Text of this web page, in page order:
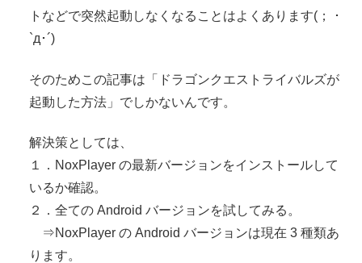
トなどで突然起動しなくなることはよくあります(； ･
`д･´)
そのためこの記事は「ドラゴンクエストライバルズが
起動した方法」でしかないんです。
解決策としては、
１．NoxPlayer の最新バージョンをインストールして
いるか確認。
２．全ての Android バージョンを試してみる。
⇒NoxPlayer の Android バージョンは現在 3 種類あ
ります。